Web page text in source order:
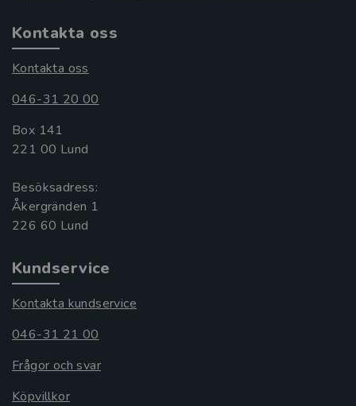
Kontakta oss
Kontakta oss
046-31 20 00
Box 141
221 00 Lund
Besöksadress:
Åkergränden 1
Kundservice
Kontakta kundservice
046-31 21 00
Frågor och svar
Köpvillkor